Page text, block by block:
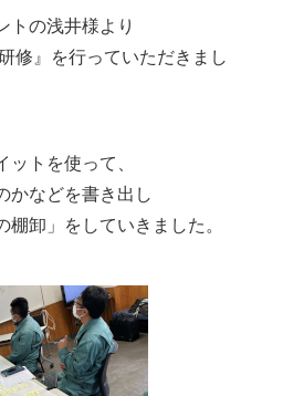
トの浅井様より
修』を行っていただきまし
ットを使って、
かなどを書き出し
卸」をしていきました。